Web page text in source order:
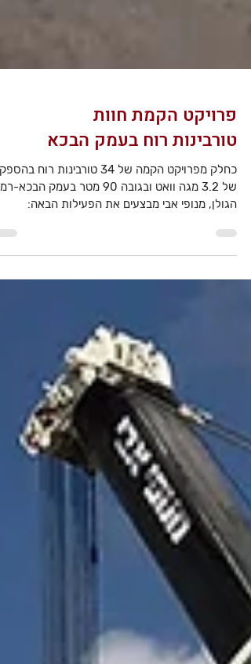
פרויקט הקמת חוות
טורבינות רוח בעמק הבכא
כחלק מפרויקט הקמה של 34 טורבינות רוח בהספק
הגולן, מנופי אבי מבצעים את הפעילות הבאה:
פריקת...